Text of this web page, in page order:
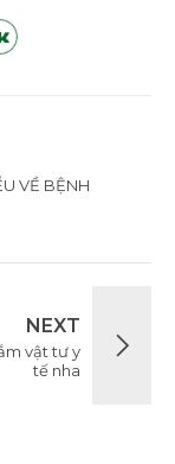
VỀ BỆNH
NEXT
vật tư y
tế nha